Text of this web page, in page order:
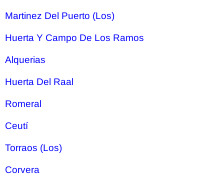
Martinez Del Puerto (Los)
Huerta Y Campo De Los Ramos
Alquerias
Huerta Del Raal
Romeral
Ceutí
Torraos (Los)
Corvera